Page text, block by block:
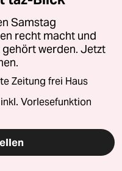
Samstag
recht macht und
werden. Jetzt
Zeitung frei Haus
Vorlesefunktion